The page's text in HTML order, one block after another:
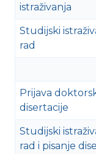
istraživanja
Studijski
rad
Prijava
disertacije
Studijski
rad i pisanje